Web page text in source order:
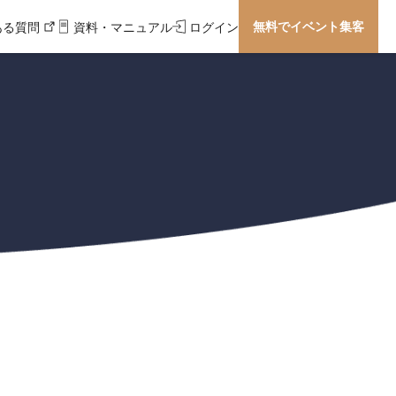
質問 資料・マニュアル ログイン 無料でイベント集客